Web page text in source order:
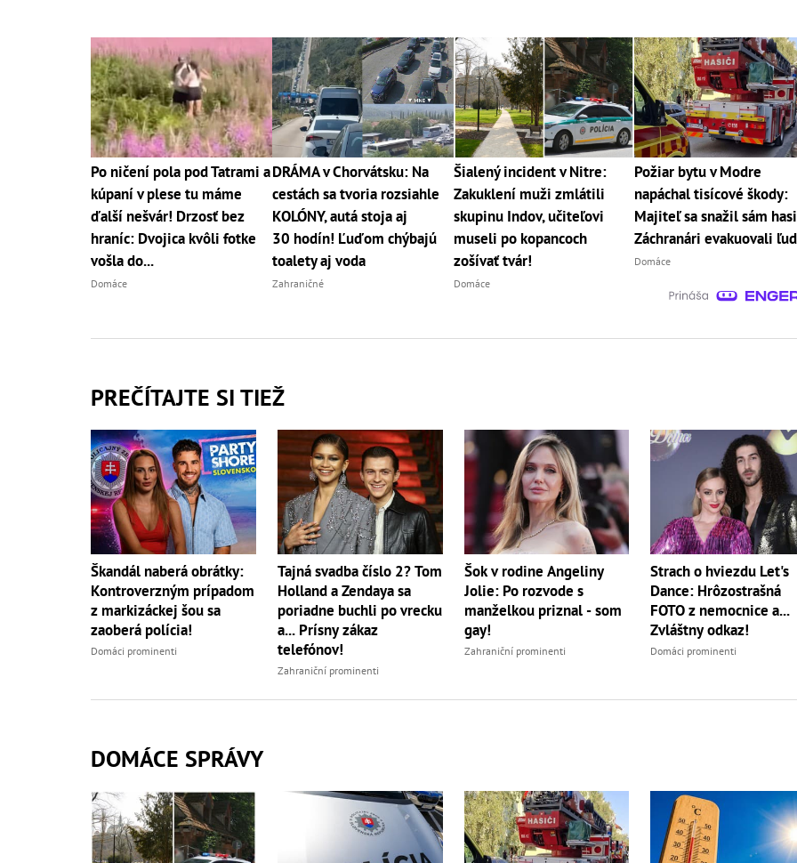
Po ničení pola pod Tatrami a
kúpaní v plese tu máme
ďalší nešvár! Drzosť bez
hraníc: Dvojica kvôli fotke
vošla do...
Domáce
DRÁMA v Chorvátsku: Na
cestách sa tvoria rozsiahle
KOLÓNY, autá stoja aj
30 hodín! Ľuďom chýbajú
toalety aj voda
Zahraničné
Šialený incident v Nitre:
Zakuklení muži zmlátili
skupinu Indov, učiteľovi
museli po kopancoch
zošívať tvár!
Domáce
Požiar bytu v Modre
napáchal tisícové škody:
Majiteľ sa snažil sám
Záchranári evakuovali
Domáce
PREČÍTAJTE SI TIEŽ
Škandál naberá obrátky:
Kontroverzným prípadom
z markizáckej šou sa
zaoberá polícia!
Domáci prominenti
Tajná svadba číslo 2? Tom
Holland a Zendaya sa
poriadne buchli po vrecku
a... Prísny zákaz
telefónov!
Zahraniční prominenti
Šok v rodine Angeliny
Jolie: Po rozvode s
manželkou priznal - som
gay!
Zahraniční prominenti
Strach o hviezdu Let's
Dance: Hrôzostrašná
FOTO z nemocnice a...
Zvláštny odkaz!
Domáci prominenti
DOMÁCE SPRÁVY